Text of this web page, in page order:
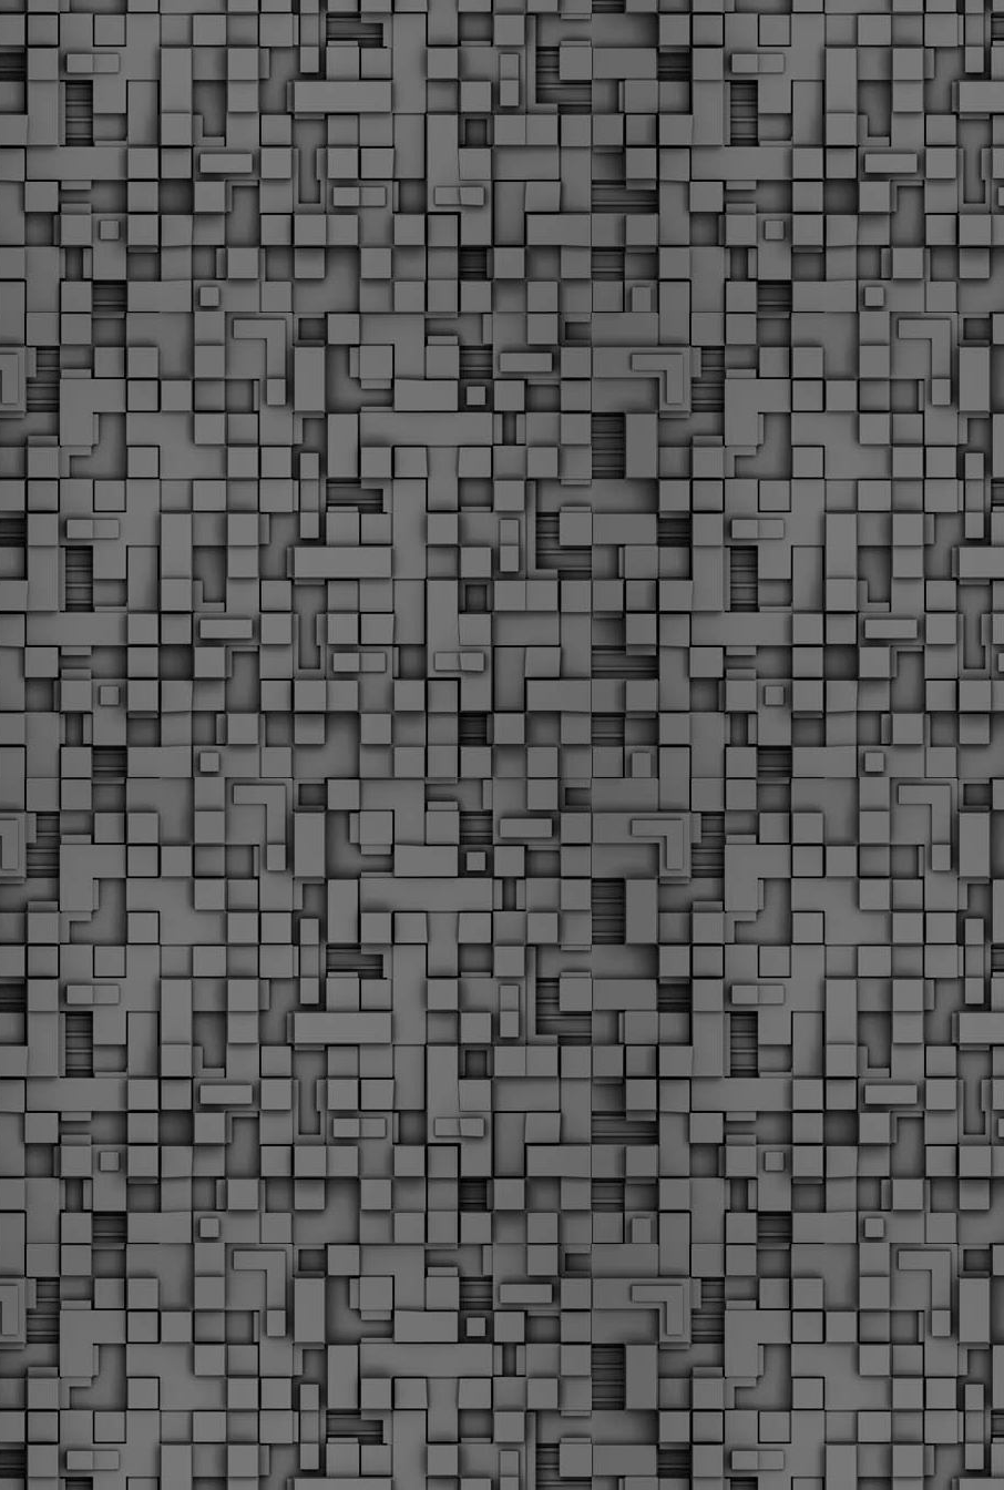
σε δήμους της χώρας. Το Dimastin, αναζητεί σχετικό
υλικό στο διαδίκτυο και σας το παρουσιάζει σε
την ανάρτηση. Επίσης, σας καλούμε, αν διαπιστώσετε ότι
έχουν "ξεφύγει" ορκωμοσίες, μπορείτε να στέλνετε το
τους υλικό στο dimasthes@gmail.gr ώστε να το
δημοσιεύουμε εδώ, άμεσα.
MAR
Θεσσαλονίκη: Ορκίστηκαν οι 75 νέοι δημοτικοί
αστυνομικοί – Τι τους ζήτησε ο Αγγελούδης
Ενισχύεται το έργο της δημοτικής αστυνομίας στο δήμο
Θεσσαλονίκης καθώς το πρωί της Τετάρτης 18 Μαρτίου
οι 75 νέοι δημοτικοί αστυνομικοί.
«Με αυτούς, σε λίγους μήνες αποκτά ένα ισχυρό σώμα η
αστυνομία. Θα είναι πιο κοντά στον πολίτη. Είχα την
να είμαι σήμερα στην ορκωμοσία τους.
MAR
Ξεκίνησαν εδώ και μια εβδομάδα οι αφίξεις των
νεοπροσληφθέντων Δημοτικών Αστυνομικών στους
δήμους και οι ορκωμοσίες τους - Πλήρες
μέρες ζει ο "οργανισμός" της Δημοτικής Αστυνομίας!
θυμίσουμε ότι κανονικές προσλήψεις στην Δημοτική
έχουν να γίνουν από το 2010. Δεκαέξι ολόκληρα
χρόνια! Και βέβαια, ακόμη και με αυτές τις προσλήψεις, δεν
ούτε τα 2/3 των Δημοτικών Αστυνομικών που
υπηρετούσαν το 2013 προ της κατάργησης της υπηρεσίας με
του σημερινού πρωθυπουργού Κυριάκου Μητσοτάκη. Ας
είναι...
2
Δημοτική Αστυνομία Θεσσαλονίκης: Διμηνιαίος
απολογισμός ελέγχων τήρησης νομοθεσίας
Τον απολογισμό των δράσεων ελέγχου για τα ζώα συντροφιάς
κατά το δίμηνο Ιανουαρίου – Φεβρουαρίου 2026 παρουσιάζει η
Αστυνομία Θεσσαλονίκης, με στόχο την προστασία των
και την ομαλή συμβίωση στην πόλη.
FEB
18
ΣτΕ: Οριστική απόρριψη της επαναφοράς του 13ου
και 14ου μισθού για τους δημοσίους υπαλλήλους
Με την απόφαση αυτή, το ΣτΕ απορρίπτει οριστικά τις
των δημοσίων υπαλλήλων για επαναφορά των
επικυρώνοντας την τρέχουσα κατάσταση παρά τις
αντιδράσεις της ΑΔΕΔΥ
Το ΣτΕ απέρριψε οριστικά την προσφυγή της ΑΔΕΔΥ και ενός
για την επαναφορά των δώρων Χριστουγέννων,
Πάσχα και θερινής άδειας (13ος και 14ος μισθός) στους
εργαζόμενους του δημόσιου τομέα, κλείνοντας μια μακρά
δεκαετιών που αφορούσε τις μνημονιακές περικοπές.
Γνωστοποίηση έκδοσης οριστικών αποτελεσμάτων –
Παροχή οδηγιών.
Δείτε/κατεβάστε την πολυαναμενόμενη εγκύκλιο του Υπ.
FEB
1
Με διαρροή 2 μέρες πριν την στάση εργασίας
ενημερώνει το ΣτΕ για την απόρριψη της επαναφοράς